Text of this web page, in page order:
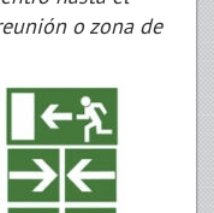
o zona de